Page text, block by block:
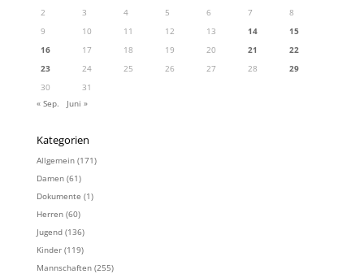
2
3 4 5 6 7
8
9
10 11 12 13 14
15
16
17 18 19 20 21
22
23
24 25 26 27 28
29
30
31
« Sep.
Juni »
Kategorien
Allgemein(171)
Damen(61)
Dokumente (1)
Herren(60)
Jugend(136)
Kinder(119)
Mannschaften(255)